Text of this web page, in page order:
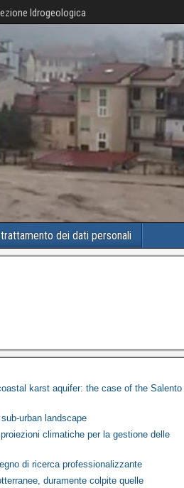
Idrogeologica
dei dati personali
karst aquifer: the case of the Salento
urban landscape
climatiche per la gestione delle
di ricerca professionalizzante
duramente colpite quelle